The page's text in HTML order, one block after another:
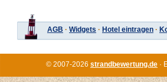
AGB · Widgets · Hotel eintragen ·
© 2007-2026 strandbewertung.de ·